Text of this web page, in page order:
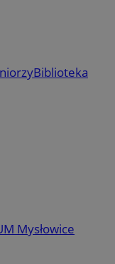
Biblioteka
Mysłowice